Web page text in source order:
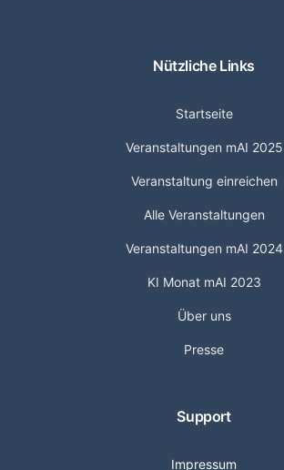
Nützliche Links
Startseite
Veranstaltungen mAI 2025
Veranstaltung einreichen
Alle Veranstaltungen
Veranstaltungen mAI 2024
KI Monat mAI 2023
Über uns
Presse
Support
Impressum